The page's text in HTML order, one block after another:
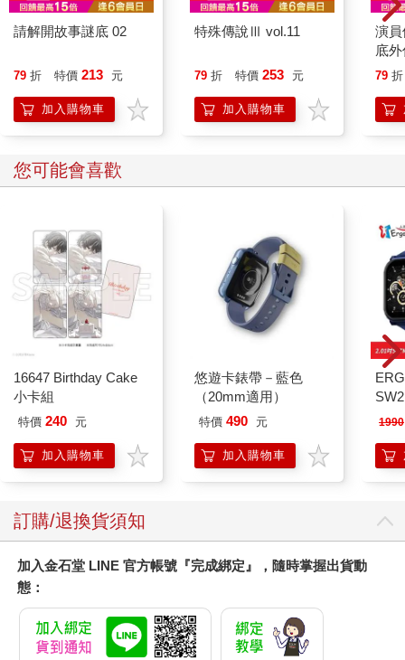
請解開故事謎底 02
79 折 特價 213 元
加入購物車
特殊傳說Ⅲ vol.11
79 折 特價 253 元
加入購物車
演
底
79 折
您可能會喜歡
16647 Birthday Cake
小卡組
特價 240 元
加入購物車
悠遊卡錶帶－藍色
（20mm適用）
特價 490 元
加入購物車
泳
1990
訂購/退換貨須知
加入金石堂 LINE 官方帳號『完成綁定』，隨時掌握出貨動
態：